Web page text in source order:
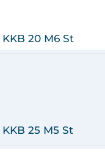
KKB 20 M6 St
KKB 25 M5 St